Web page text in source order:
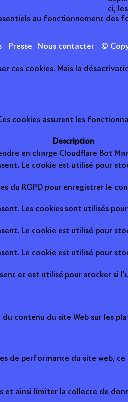
Presse Nous contacter ©
ci,
au fonctionnement des
ces cookies. Mais la
cookies assurent les
Description
en charge Cloudflare Bot
Le cookie est utilisé pour
du RGPD pour enregistrer le
Les cookies sont utilisés
Le cookie est utilisé pour
Le cookie est utilisé pour
et est utilisé pour stocker si
contenu du site Web sur les
de performance du site web,
et ainsi limiter la collecte de